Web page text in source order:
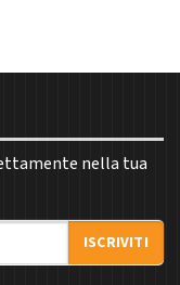
nella tua
ISCRIVITI